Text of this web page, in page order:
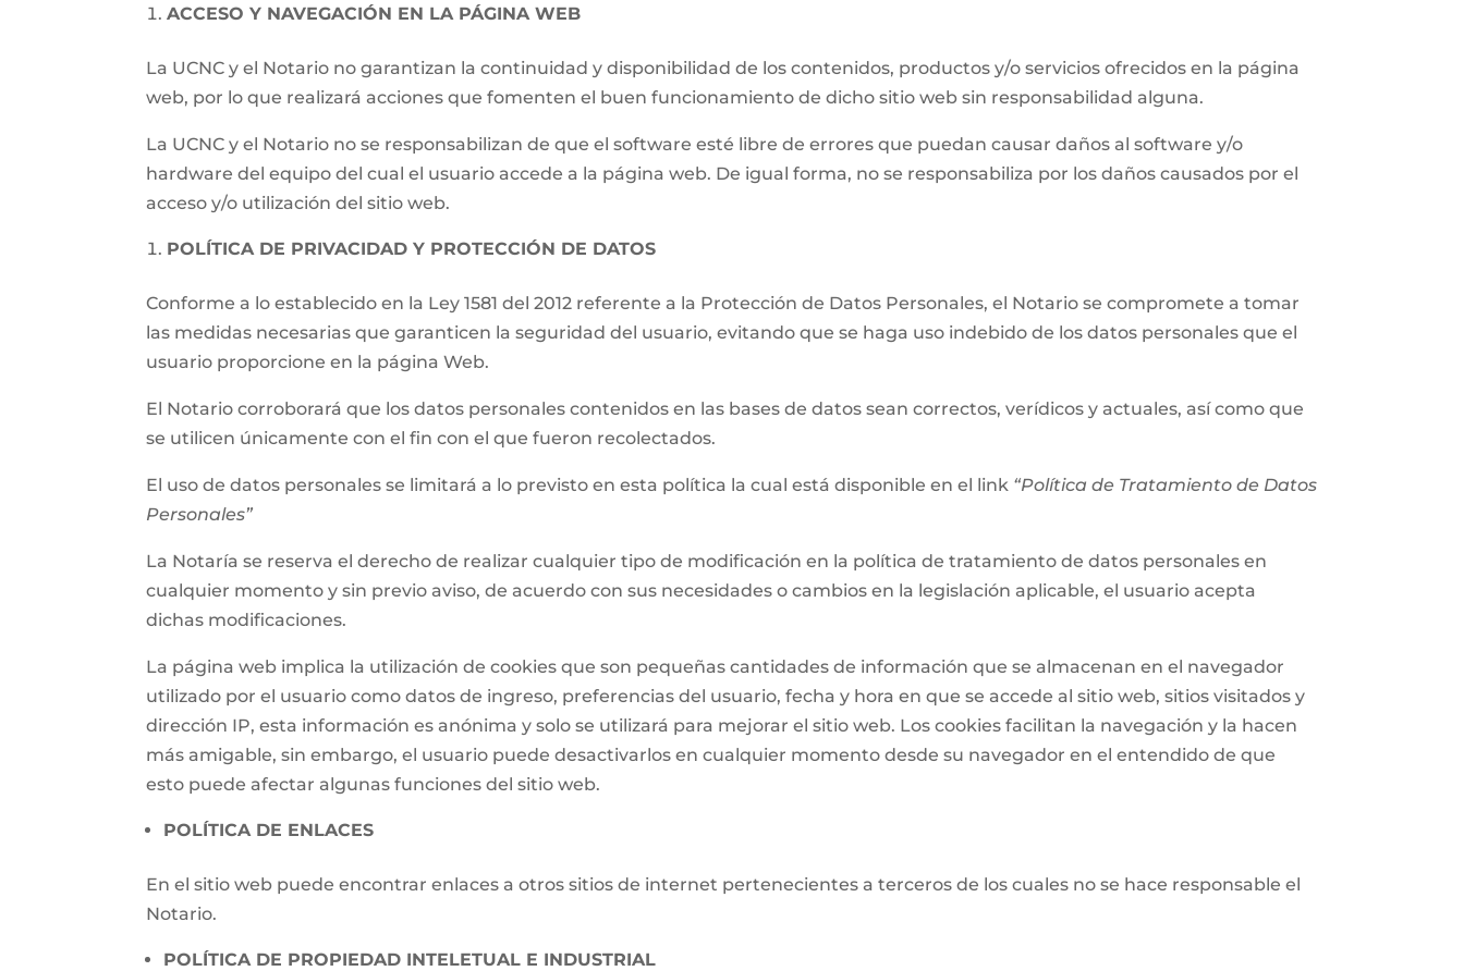
ACCESO Y NAVEGACIÓN EN LA PÁGINA WEB
La UCNC y el Notario no garantizan la continuidad y disponibilidad de los contenidos, productos y/o servicios ofrecidos en la página
web, por lo que realizará acciones que fomenten el buen funcionamiento de dicho sitio web sin responsabilidad alguna.
La UCNC y el Notario no se responsabilizan de que el software esté libre de errores que puedan causar daños al software y/o
hardware del equipo del cual el usuario accede a la página web. De igual forma, no se responsabiliza por los daños causados por el
acceso y/o utilización del sitio web.
POLÍTICA DE PRIVACIDAD Y PROTECCIÓN DE DATOS
Conforme a lo establecido en la Ley 1581 del 2012 referente a la Protección de Datos Personales, el Notario se compromete a tomar
las medidas necesarias que garanticen la seguridad del usuario, evitando que se haga uso indebido de los datos personales que el
usuario proporcione en la página Web.
El Notario corroborará que los datos personales contenidos en las bases de datos sean correctos, verídicos y actuales, así como que
se utilicen únicamente con el fin con el que fueron recolectados.
El uso de datos personales se limitará a lo previsto en esta política la cual está disponible en el link “Política de Tratamiento de Datos
Personales”
La Notaría se reserva el derecho de realizar cualquier tipo de modificación en la política de tratamiento de datos personales en
cualquier momento y sin previo aviso, de acuerdo con sus necesidades o cambios en la legislación aplicable, el usuario acepta
dichas modificaciones.
La página web implica la utilización de cookies que son pequeñas cantidades de información que se almacenan en el navegador
utilizado por el usuario como datos de ingreso, preferencias del usuario, fecha y hora en que se accede al sitio web, sitios visitados y
dirección IP, esta información es anónima y solo se utilizará para mejorar el sitio web. Los cookies facilitan la navegación y la hacen
más amigable, sin embargo, el usuario puede desactivarlos en cualquier momento desde su navegador en el entendido de que
esto puede afectar algunas funciones del sitio web.
POLÍTICA DE ENLACES
En el sitio web puede encontrar enlaces a otros sitios de internet pertenecientes a terceros de los cuales no se hace responsable el
Notario.
POLÍTICA DE PROPIEDAD INTELETUAL E INDUSTRIAL